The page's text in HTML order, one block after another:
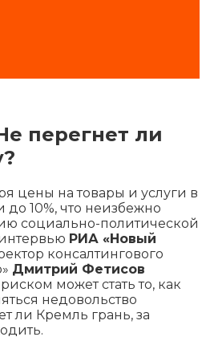
перегнет ли
цены на товары и услуги в
до 10%, что неизбежно
социально-политической
РИА «Новый
консалтингового
Дмитрий Фетисов
может стать то, как
недовольство
ли Кремль грань, за